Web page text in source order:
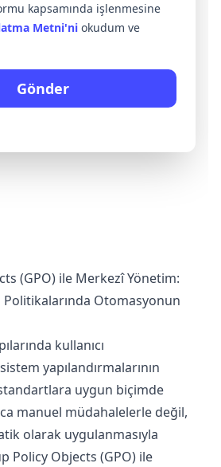
kapsamında işlenmesine
Metni'ni okudum ve
Gönder
(GPO) ile Merkezî Yönetim:
Politikalarında Otomasyonun
kullanıcı
yapılandırmalarının
uygun biçimde
manuel müdahalelerle değil,
olarak uygulanmasıyla
Policy Objects (GPO) ile